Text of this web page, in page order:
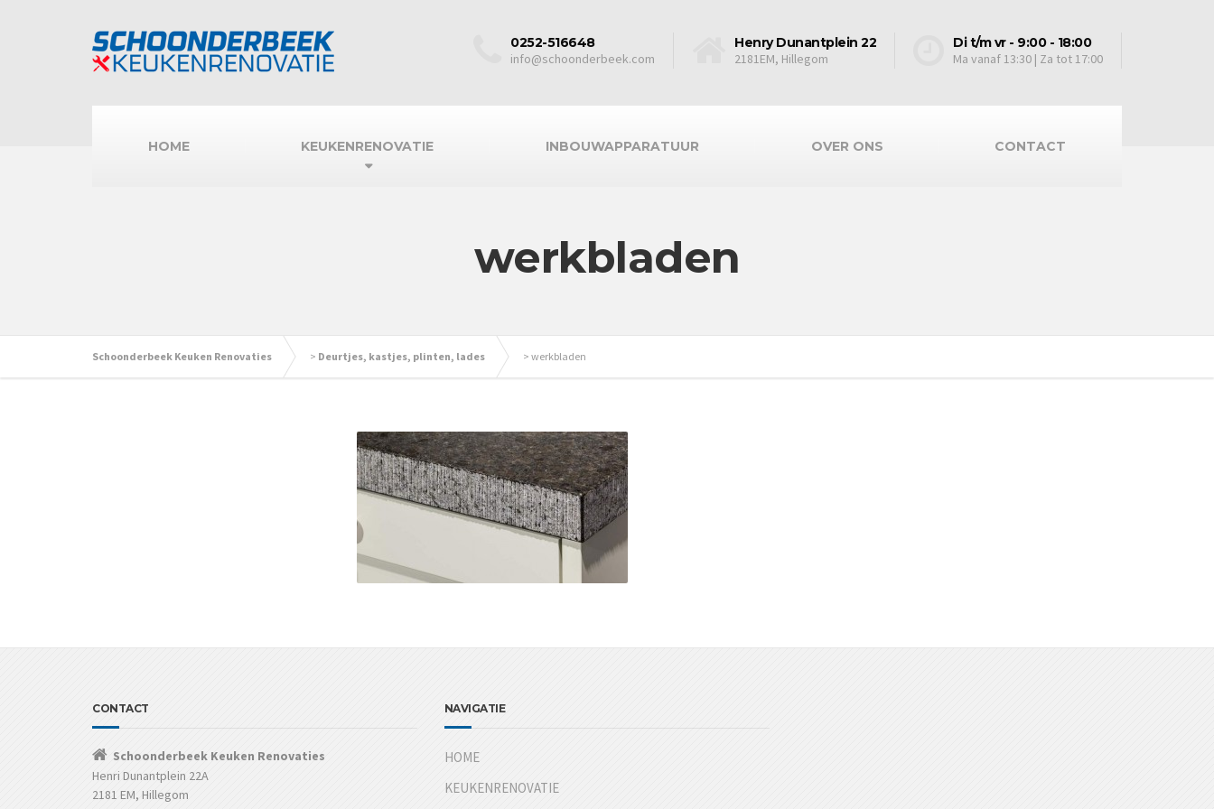
0252-516648
info@schoonderbeek.com
Henry Dunantplein 22
2181EM, Hillegom
Di t/m vr - 9:00 - 18:00
Ma vanaf 13:30 | Za tot 17:00
HOME KEUKENRENOVATIE INBOUWAPPARATUUR OVER ONS CONTACT
werkbladen
Schoonderbeek Keuken Renovaties > Deurtjes, kastjes, plinten, lades > werkbladen
CONTACT
Schoonderbeek Keuken Renovaties
Henri Dunantplein 22A
2181 EM, Hillegom
NAVIGATIE
HOME
KEUKENRENOVATIE